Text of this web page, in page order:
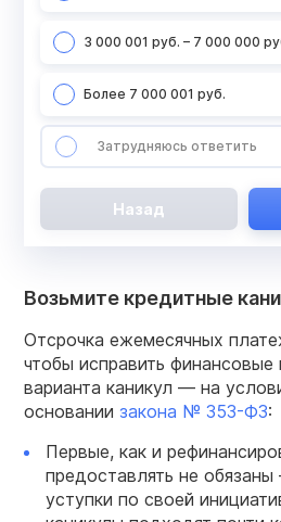
3 000 001 руб. – 7 000 000
Более 7 000 001 руб.
Затрудняюсь ответить
Назад
Возьмите кредитные
Отсрочка ежемесячных
чтобы исправить
варианта каникул — на
основании закона № 353-ФЗ:
Первые, как и
предоставлять не
уступки по своей